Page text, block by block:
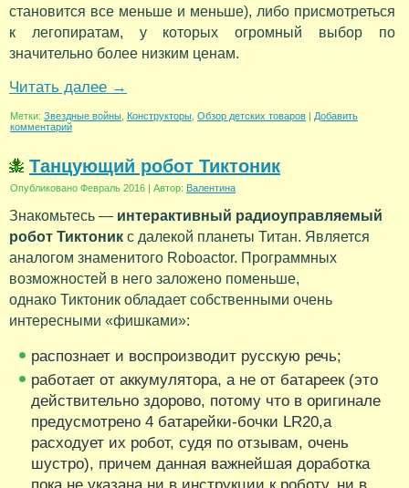
становится все меньше и меньше), либо присмотреться
к легопиратам, у которых огромный выбор по
значительно более низким ценам.
Читать далее →
Метки: Звездные войны Конструкторы Обзор детских товаров | Добавить
комментарий
Танцующий робот Тиктоник
Опубликовано Февраль 2016 | Автор: Валентина
Знакомьтесь — интерактивный радиоуправляемый
робот Тиктоник с далекой планеты Титан. Является
аналогом знаменитого Roboactor. Программных
возможностей в него заложено поменьше,
однако Тиктоник обладает собственными очень
интересными «фишками»:
распознает и воспроизводит русскую речь;
работает от аккумулятора, а не от батареек (это
действительно здорово, потому что в оригинале
предусмотрено 4 батарейки-бочки LR20,а
расходует их робот, судя по отзывам, очень
шустро), причем данная важнейшая доработка
пока не указана ни в инструкции к роботу, ни в